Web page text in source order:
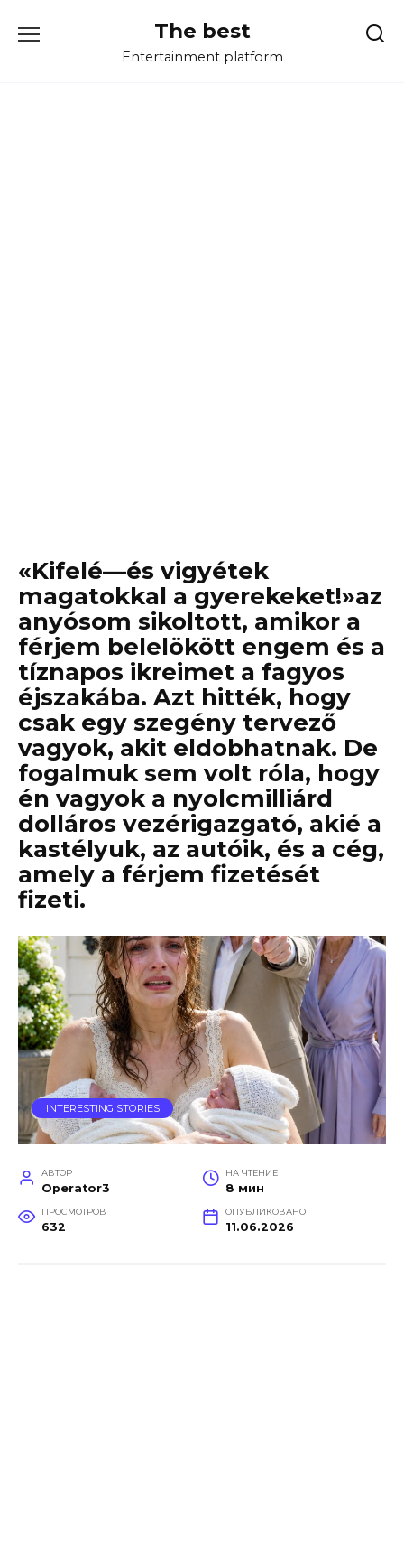
The best
Entertainment platform
«Kifelé—és vigyétek
magatokkal a gyerekeket!»az
anyósom sikoltott, amikor a
férjem belelökött engem és a
tíznapos ikreimet a fagyos
éjszakába. Azt hitték, hogy
csak egy szegény tervező
vagyok, akit eldobhatnak. De
fogalmuk sem volt róla, hogy
én vagyok a nyolcmilliárd
dolláros vezérigazgató, akié a
kastélyuk, az autóik, és a cég,
amely a férjem fizetését
fizeti.
INTERESTING STORIES
АВТОР
Operator3
НА ЧТЕНИЕ
8 мин
ПРОСМОТРОВ
632
ОПУБЛИКОВАНО
11.06.2026